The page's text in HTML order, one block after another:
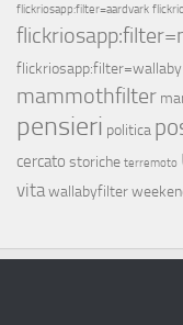
flickriosapp:filter=aardvark
flickriosapp:filter=wallaby
mammothfilter
pensieri politica
cercato storiche terremoto
vitawallabyfilter